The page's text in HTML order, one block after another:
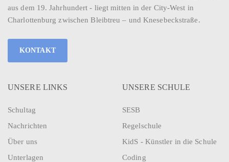
aus dem 19. Jahrhundert - liegt mitten in der City-West in
Charlottenburg zwischen Bleibtreu – und Knesebeckstraße.
KONTAKT
UNSERE LINKS
Schultag
Nachrichten
Über uns
Unterlagen
UNSERE SCHULE
SESB
Regelschule
KidS - Künstler in die Schule
Coding